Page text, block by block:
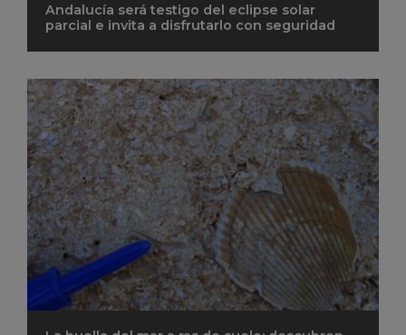
Andalucía será testigo del eclipse solar
parcial e invita a disfrutarlo con seguridad